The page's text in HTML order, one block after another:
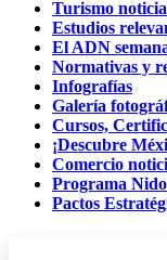
Turismo
Estudios
El ADN
Normativas y
Infografías
Galería
Cursos,
¡Descubre
Comercio
Programa
Pactos